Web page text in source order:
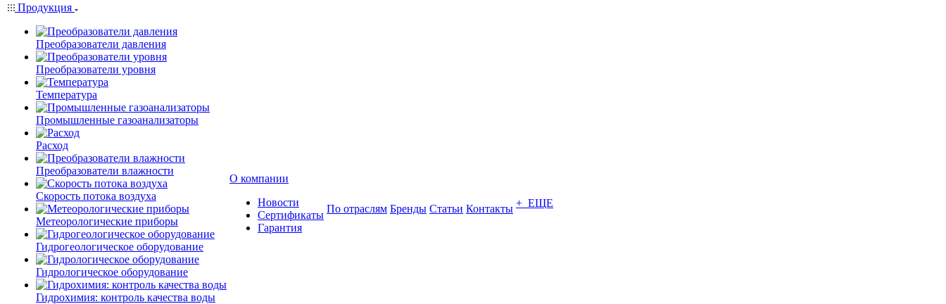
Продукция
Преобразователи давления
Преобразователи уровня
Температура
Промышленные газоанализаторы
Расход
Преобразователи влажности
Скорость потока воздуха
Метеорологические приборы
Гидрогеологическое оборудование
Гидрологическое оборудование
Гидрохимия: контроль качества воды
О компании
Новости
Сертификаты
Гарантия
По отраслям Бренды Статьи Контакты + ЕЩЕ